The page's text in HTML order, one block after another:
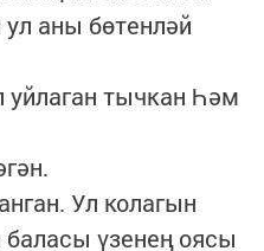
ул аны бөтенләй
тычкан Һәм
Ул колагын
үзенең оясы